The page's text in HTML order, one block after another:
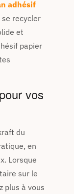
adhésif
recycler
et
papier
vos
du
en
Lorsque
sur le
plus à vous